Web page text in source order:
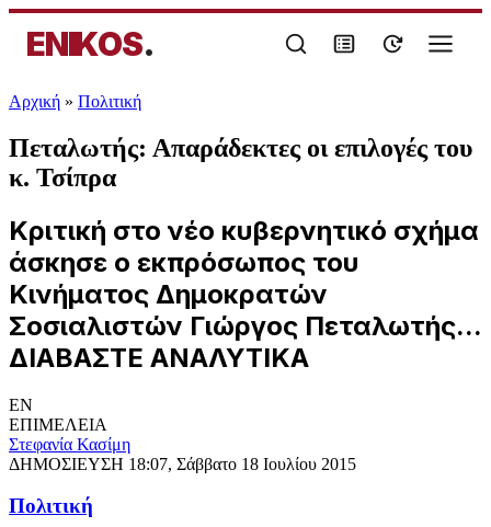
ENIKOS.
Αρχική » Πολιτική
Πεταλωτής: Απαράδεκτες οι επιλογές του
κ. Τσίπρα
Κριτική στο νέο κυβερνητικό σχήμα
άσκησε ο εκπρόσωπος του
Κινήματος Δημοκρατών
Σοσιαλιστών Γιώργος Πεταλωτής...
ΔΙΑΒΑΣΤΕ ΑΝΑΛΥΤΙΚΑ
EN
ΕΠΙΜΕΛΕΙΑ
Στεφανία Κασίμη
ΔΗΜΟΣΙΕΥΣΗ 18:07, Σάββατο 18 Ιουλίου 2015
Πολιτική